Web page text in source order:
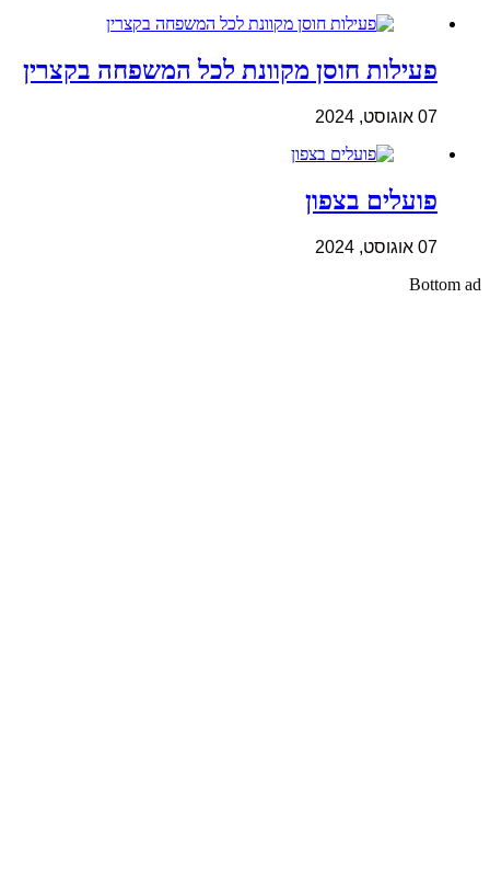
פעילות חוסן מקוונת לכל המשפחה בקצרין
07 אוגוסט, 2024
פועלים בצפון
07 אוגוסט, 2024
Bottom ad